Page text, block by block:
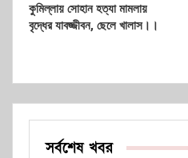
কুমিল্লায় সোহান হত্যা মামলায়
বৃদ্ধের যাবজ্জীবন, ছেলে খালাস।।
সর্বশেষ খবর